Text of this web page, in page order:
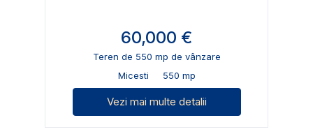
60,000 €
Teren de 550 mp de vânzare
Micesti
550 mp
Vezi mai multe detalii